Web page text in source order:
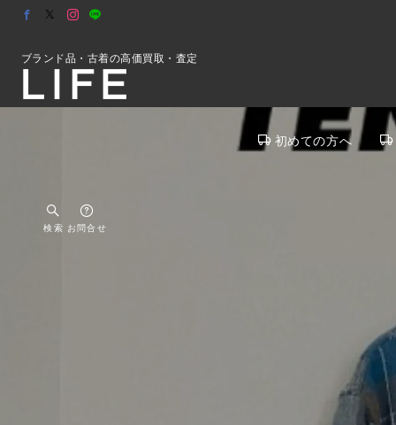
ブランド品・古着の高価買取・査定
初めての方へ
検索 お問合せ